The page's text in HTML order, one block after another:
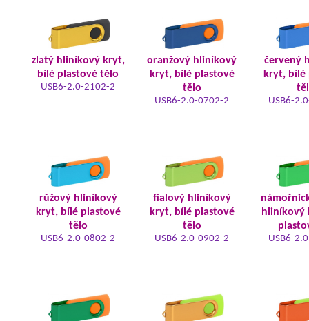
zlatý hliníkový kryt,
bílé plastové tělo
USB6-2.0-2102-2
oranžový hliníkový
kryt, bílé plastové
tělo
USB6-2.0-0702-2
červený
kryt, bílé
USB6-
růžový hliníkový
kryt, bílé plastové
tělo
USB6-2.0-0802-2
fialový hliníkový
kryt, bílé plastové
tělo
USB6-2.0-0902-2
hliníkový
USB6-